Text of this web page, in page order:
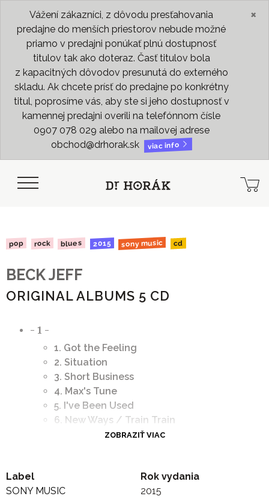
Vážení zákazníci, z dôvodu presťahovania
predajne do menších priestorov nebude možné
priamo v predajni ponúkať plnú dostupnosť
titulov tak ako doteraz. Časť titulov bola
z kapacitných dôvodov presunutá do externého
skladu. Ak chcete prísť do predajne po konkrétny
titul, poprosíme vás, aby ste si jeho dostupnosť v
kamennej predajni overili na telefónnom čísle
0907 078 029 alebo na mailovej adrese
obchod@drhorak.sk
viac info
×
pop rock blues 2015 sony music cd
BECK JEFF
ORIGINAL ALBUMS 5 CD
- 1 -
1. Got the Feeling
2. Situation
3. Short Business
4. Max's Tune
5. I've Been Used
6. New Ways / Train Train
3. Tonight I'll Be Staying Here With You
ZOBRAZIŤ VIAC
Label
SONY MUSIC
Rok vydania
2015